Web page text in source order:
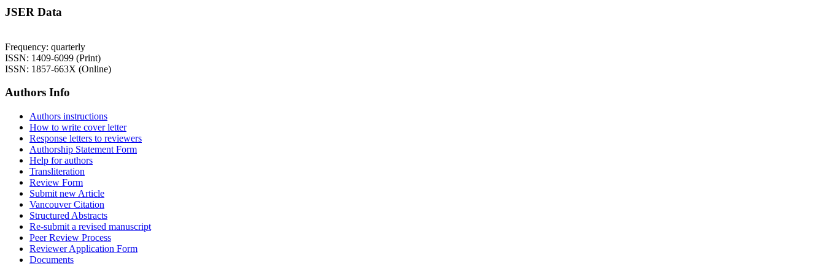
JSER Data
Frequency: quarterly
ISSN: 1409-6099 (Print)
ISSN: 1857-663X (Online)
Authors Info
Authors instructions
How to write cover letter
Response letters to reviewers
Authorship Statement Form
Help for authors
Transliteration
Review Form
Submit new Article
Vancouver Citation
Structured Abstracts
Re-submit a revised manuscript
Peer Review Process
Reviewer Application Form
Documents